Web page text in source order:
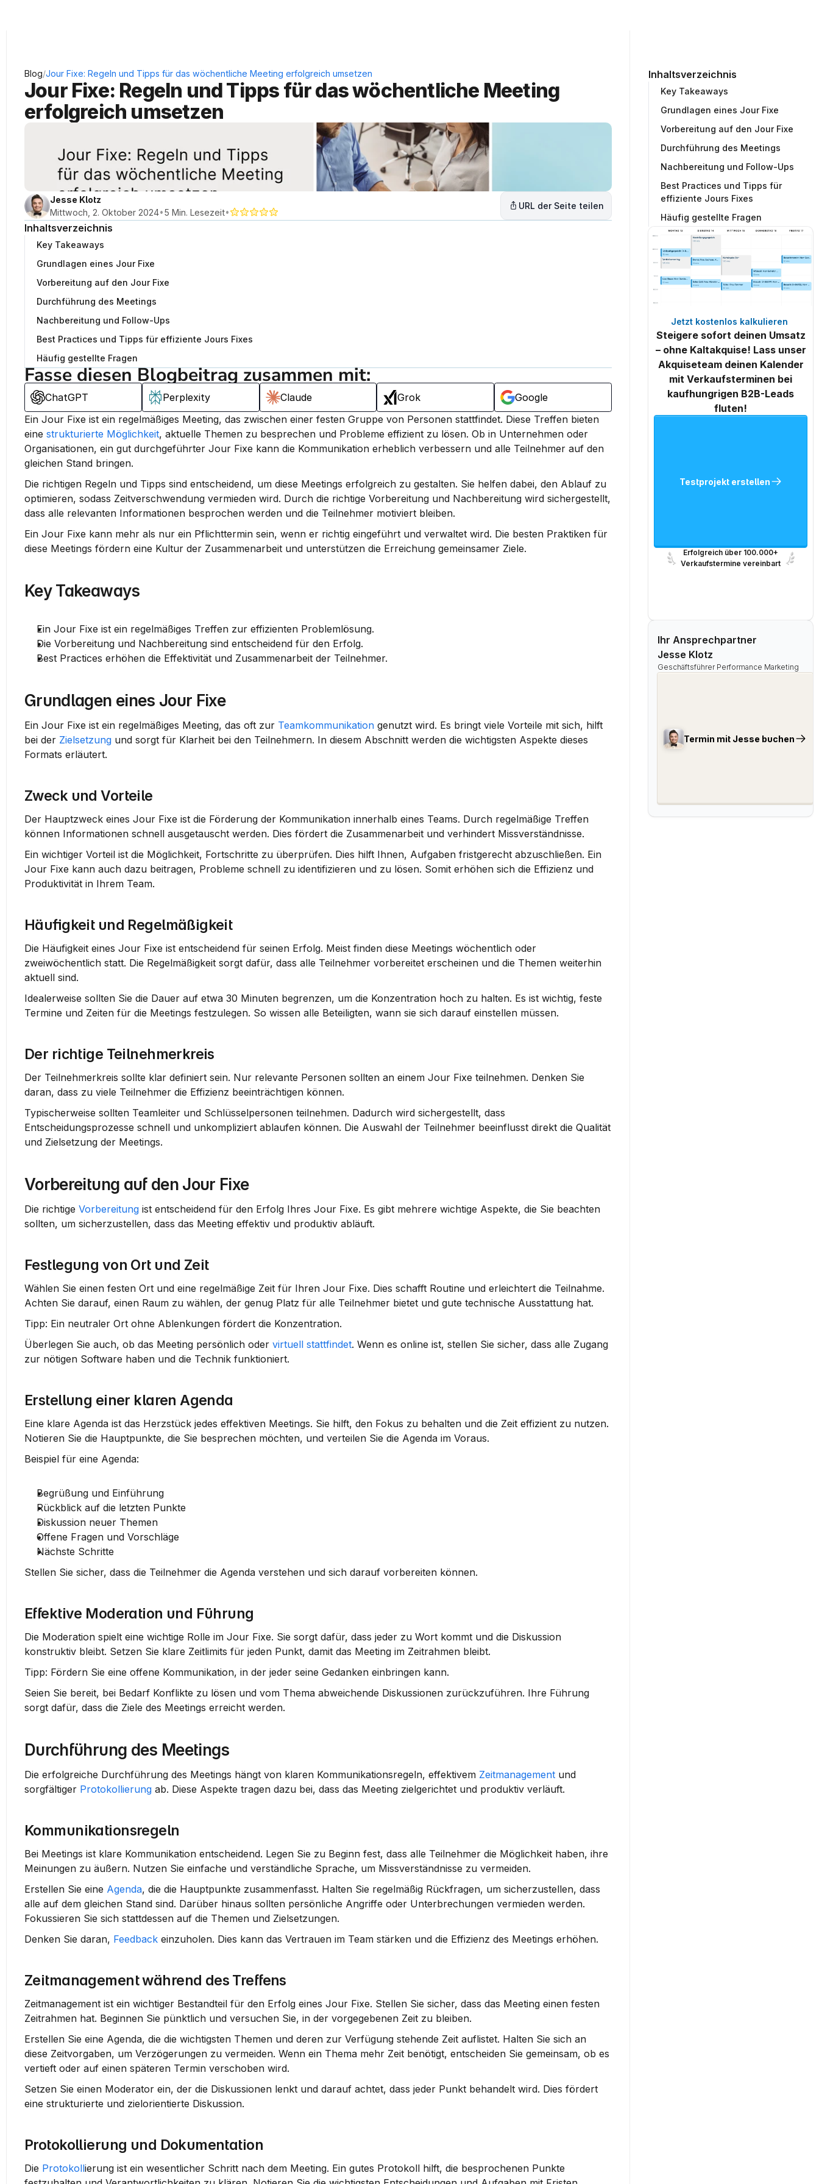
Inhaltsverzeichnis
Key Takeaways
Grundlagen eines Jour Fixe
Vorbereitung auf den Jour Fixe
Durchführung des Meetings
Nachbereitung und Follow-Ups
Best Practices und Tipps für
effiziente Jours Fixes
Häufig gestellte Fragen
Jetzt kostenlos kalkulieren
Steigere sofort deinen Umsatz
– ohne Kaltakquise! Lass unser
Akquiseteam deinen Kalender
mit Verkaufsterminen bei
kaufhungrigen B2B-Leads
fluten!
Testprojekt erstellen
Erfolgreich über 100.000+
Verkaufstermine vereinbart
Ihr Ansprechpartner
Jesse Klotz
Geschäftsführer Performance Marketing
Termin mit Jesse buchen
Blog/Jour Fixe: Regeln und Tipps für das wöchentliche Meeting erfolgreich umsetzen
Jour Fixe: Regeln und Tipps für das wöchentliche Meeting
erfolgreich umsetzen
Jesse Klotz
Mittwoch, 2. Oktober 2024•5 Min. Lesezeit•
URL der Seite teilen
Inhaltsverzeichnis
Key Takeaways
Grundlagen eines Jour Fixe
Vorbereitung auf den Jour Fixe
Durchführung des Meetings
Nachbereitung und Follow-Ups
Best Practices und Tipps für effiziente Jours Fixes
Häufig gestellte Fragen
Fasse diesen Blogbeitrag zusammen mit:
ChatGPT Perplexity Claude Grok
Google
Ein Jour Fixe ist ein regelmäßiges Meeting, das zwischen einer festen Gruppe von Personen stattfindet. Diese Treffen bieten
eine strukturierte Möglichkeit, aktuelle Themen zu besprechen und Probleme effizient zu lösen. Ob in Unternehmen oder
Organisationen, ein gut durchgeführter Jour Fixe kann die Kommunikation erheblich verbessern und alle Teilnehmer auf den
gleichen Stand bringen.
Die richtigen Regeln und Tipps sind entscheidend, um diese Meetings erfolgreich zu gestalten. Sie helfen dabei, den Ablauf zu
optimieren, sodass Zeitverschwendung vermieden wird. Durch die richtige Vorbereitung und Nachbereitung wird sichergestellt,
dass alle relevanten Informationen besprochen werden und die Teilnehmer motiviert bleiben.
Ein Jour Fixe kann mehr als nur ein Pflichttermin sein, wenn er richtig eingeführt und verwaltet wird. Die besten Praktiken für
diese Meetings fördern eine Kultur der Zusammenarbeit und unterstützen die Erreichung gemeinsamer Ziele.
Key Takeaways
Ein Jour Fixe ist ein regelmäßiges Treffen zur effizienten Problemlösung.
Die Vorbereitung und Nachbereitung sind entscheidend für den Erfolg.
Best Practices erhöhen die Effektivität und Zusammenarbeit der Teilnehmer.
Grundlagen eines Jour Fixe
Ein Jour Fixe ist ein regelmäßiges Meeting, das oft zur Teamkommunikation genutzt wird. Es bringt viele Vorteile mit sich, hilft
bei der Zielsetzung und sorgt für Klarheit bei den Teilnehmern. In diesem Abschnitt werden die wichtigsten Aspekte dieses
Formats erläutert.
Zweck und Vorteile
Der Hauptzweck eines Jour Fixe ist die Förderung der Kommunikation innerhalb eines Teams. Durch regelmäßige Treffen
können Informationen schnell ausgetauscht werden. Dies fördert die Zusammenarbeit und verhindert Missverständnisse.
Ein wichtiger Vorteil ist die Möglichkeit, Fortschritte zu überprüfen. Dies hilft Ihnen, Aufgaben fristgerecht abzuschließen. Ein
Jour Fixe kann auch dazu beitragen, Probleme schnell zu identifizieren und zu lösen. Somit erhöhen sich die Effizienz und
Produktivität in Ihrem Team.
Häufigkeit und Regelmäßigkeit
Die Häufigkeit eines Jour Fixe ist entscheidend für seinen Erfolg. Meist finden diese Meetings wöchentlich oder
zweiwöchentlich statt. Die Regelmäßigkeit sorgt dafür, dass alle Teilnehmer vorbereitet erscheinen und die Themen weiterhin
aktuell sind.
Idealerweise sollten Sie die Dauer auf etwa 30 Minuten begrenzen, um die Konzentration hoch zu halten. Es ist wichtig, feste
Termine und Zeiten für die Meetings festzulegen. So wissen alle Beteiligten, wann sie sich darauf einstellen müssen.
Der richtige Teilnehmerkreis
Der Teilnehmerkreis sollte klar definiert sein. Nur relevante Personen sollten an einem Jour Fixe teilnehmen. Denken Sie
daran, dass zu viele Teilnehmer die Effizienz beeinträchtigen können.
Typischerweise sollten Teamleiter und Schlüsselpersonen teilnehmen. Dadurch wird sichergestellt, dass
Entscheidungsprozesse schnell und unkompliziert ablaufen können. Die Auswahl der Teilnehmer beeinflusst direkt die Qualität
und Zielsetzung der Meetings.
Vorbereitung auf den Jour Fixe
Die richtige Vorbereitung ist entscheidend für den Erfolg Ihres Jour Fixe. Es gibt mehrere wichtige Aspekte, die Sie beachten
sollten, um sicherzustellen, dass das Meeting effektiv und produktiv abläuft.
Festlegung von Ort und Zeit
Wählen Sie einen festen Ort und eine regelmäßige Zeit für Ihren Jour Fixe. Dies schafft Routine und erleichtert die Teilnahme.
Achten Sie darauf, einen Raum zu wählen, der genug Platz für alle Teilnehmer bietet und gute technische Ausstattung hat.
Tipp: Ein neutraler Ort ohne Ablenkungen fördert die Konzentration.
Überlegen Sie auch, ob das Meeting persönlich oder virtuell stattfindet. Wenn es online ist, stellen Sie sicher, dass alle Zugang
zur nötigen Software haben und die Technik funktioniert.
Erstellung einer klaren Agenda
Eine klare Agenda ist das Herzstück jedes effektiven Meetings. Sie hilft, den Fokus zu behalten und die Zeit effizient zu nutzen.
Notieren Sie die Hauptpunkte, die Sie besprechen möchten, und verteilen Sie die Agenda im Voraus.
Beispiel für eine Agenda:
Begrüßung und Einführung
Rückblick auf die letzten Punkte
Diskussion neuer Themen
Offene Fragen und Vorschläge
Nächste Schritte
Stellen Sie sicher, dass die Teilnehmer die Agenda verstehen und sich darauf vorbereiten können.
Effektive Moderation und Führung
Die Moderation spielt eine wichtige Rolle im Jour Fixe. Sie sorgt dafür, dass jeder zu Wort kommt und die Diskussion
konstruktiv bleibt. Setzen Sie klare Zeitlimits für jeden Punkt, damit das Meeting im Zeitrahmen bleibt.
Tipp: Fördern Sie eine offene Kommunikation, in der jeder seine Gedanken einbringen kann.
Seien Sie bereit, bei Bedarf Konflikte zu lösen und vom Thema abweichende Diskussionen zurückzuführen. Ihre Führung
sorgt dafür, dass die Ziele des Meetings erreicht werden.
Durchführung des Meetings
Die erfolgreiche Durchführung des Meetings hängt von klaren Kommunikationsregeln, effektivem Zeitmanagement und
sorgfältiger Protokollierung ab. Diese Aspekte tragen dazu bei, dass das Meeting zielgerichtet und produktiv verläuft.
Kommunikationsregeln
Bei Meetings ist klare Kommunikation entscheidend. Legen Sie zu Beginn fest, dass alle Teilnehmer die Möglichkeit haben, ihre
Meinungen zu äußern. Nutzen Sie einfache und verständliche Sprache, um Missverständnisse zu vermeiden.
Erstellen Sie eine Agenda, die die Hauptpunkte zusammenfasst. Halten Sie regelmäßig Rückfragen, um sicherzustellen, dass
alle auf dem gleichen Stand sind. Darüber hinaus sollten persönliche Angriffe oder Unterbrechungen vermieden werden.
Fokussieren Sie sich stattdessen auf die Themen und Zielsetzungen.
Denken Sie daran, Feedback einzuholen. Dies kann das Vertrauen im Team stärken und die Effizienz des Meetings erhöhen.
Zeitmanagement während des Treffens
Zeitmanagement ist ein wichtiger Bestandteil für den Erfolg eines Jour Fixe. Stellen Sie sicher, dass das Meeting einen festen
Zeitrahmen hat. Beginnen Sie pünktlich und versuchen Sie, in der vorgegebenen Zeit zu bleiben.
Erstellen Sie eine Agenda, die die wichtigsten Themen und deren zur Verfügung stehende Zeit auflistet. Halten Sie sich an
diese Zeitvorgaben, um Verzögerungen zu vermeiden. Wenn ein Thema mehr Zeit benötigt, entscheiden Sie gemeinsam, ob es
vertieft oder auf einen späteren Termin verschoben wird.
Setzen Sie einen Moderator ein, der die Diskussionen lenkt und darauf achtet, dass jeder Punkt behandelt wird. Dies fördert
eine strukturierte und zielorientierte Diskussion.
Protokollierung und Dokumentation
Die Protokollierung ist ein wesentlicher Schritt nach dem Meeting. Ein gutes Protokoll hilft, die besprochenen Punkte